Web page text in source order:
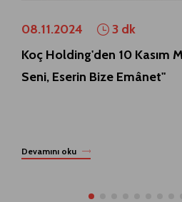
08.11.2024
3 dk
Koç Holding'den 10 Kasım
Seni, Eserin Bize Emânet"
Devamını oku